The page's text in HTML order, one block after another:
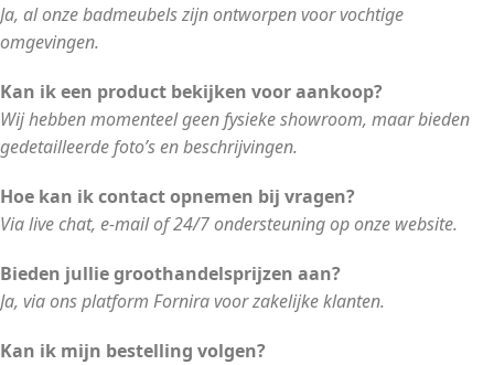
Ja, al onze badmeubels zijn ontworpen voor vochtige
omgevingen.
Kan ik een product bekijken voor aankoop?
Wij hebben momenteel geen fysieke showroom, maar bieden
gedetailleerde foto’s en beschrijvingen.
Hoe kan ik contact opnemen bij vragen?
Via live chat, e-mail of 24/7 ondersteuning op onze website.
Bieden jullie groothandelsprijzen aan?
Ja, via ons platform Fornira voor zakelijke klanten.
Kan ik mijn bestelling volgen?